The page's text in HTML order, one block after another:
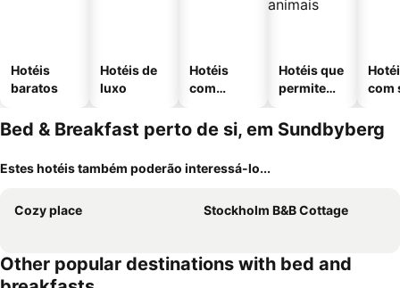
Hotéis
baratos
Hotéis de
luxo
Hotéis
com
Hotéis que
permitem
com
Bed & Breakfast perto de si, em Sundbyberg
Estes hotéis também poderão interessá-lo...
Cozy place Stockholm B&B Cottage
Other popular destinations with bed and